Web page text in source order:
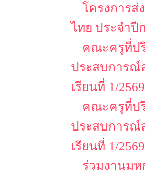
โครงการส่
ไทย ประจำ
คณะครูที่ป
ประสบการณ์
เรียนที่ 1/2569
คณะครูที่ป
ประสบการณ์
เรียนที่ 1/2569
ร่วมงานมห